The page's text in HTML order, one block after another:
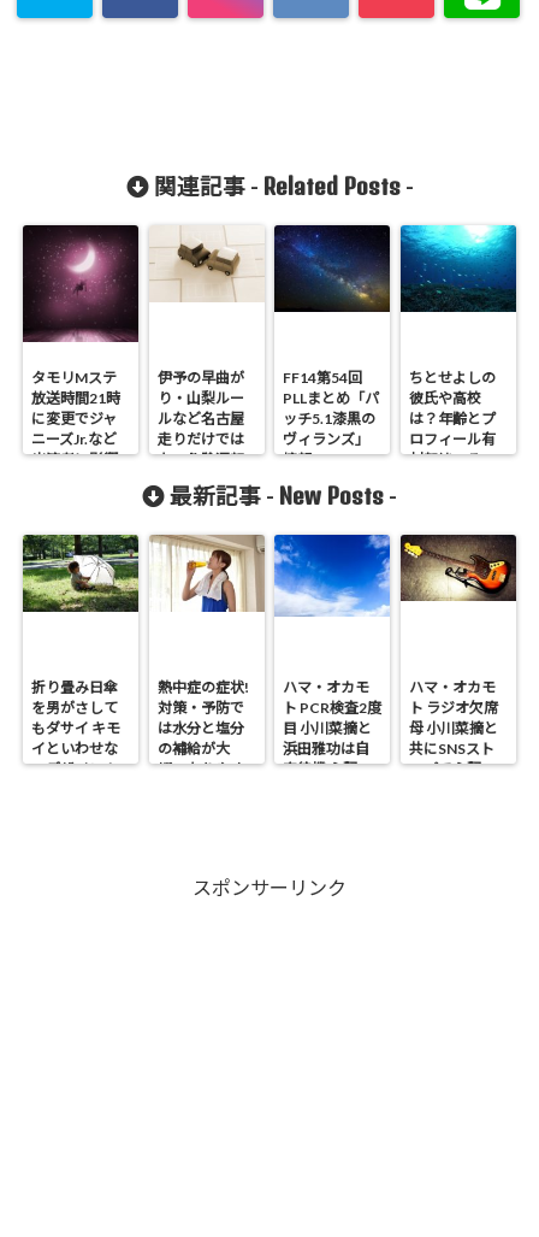
関連記事 - Related Posts-
タモリMステ
放送時間21時
に変更でジャ
ニーズJr.など
出演者に影響
伊予の早曲が
り・山梨ルー
ルなど名古屋
走りだけでは
ない危険運転5
FF14第54回
PLLまとめ「パ
ッチ5.1漆黒の
ヴィランズ」
情報・TGS
ちとせよしの
彼氏や高校
は？年齢とプ
ロフィール有
村架純のそっ
最新記事 - New Posts -
折り畳み日傘
を男がさして
もダサイ キモ
イといわせな
いデザイン！
熱中症の症状!
対策・予防で
は水分と塩分
の補給が大
切・なりやす
ハマ・オカモ
ト PCR検査2度
目 小川菜摘と
浜田雅功は自
宅待機 心配の
ハマ・オカモ
ト ラジオ欠席
母 小川菜摘と
共にSNSスト
ップで心配の
スポンサーリンク